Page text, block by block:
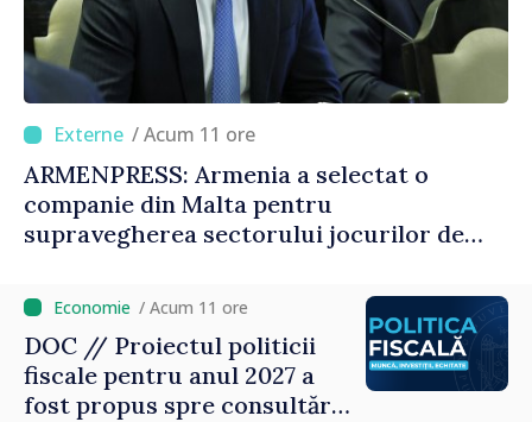
/ Acum 11 ore
ARMENPRESS: Armenia a selectat o
companie din Malta pentru
supravegherea sectorului jocurilor de
/ Acum 11 ore
DOC // Proiectul politicii
fiscale pentru anul 2027 a
fost propus spre consultări